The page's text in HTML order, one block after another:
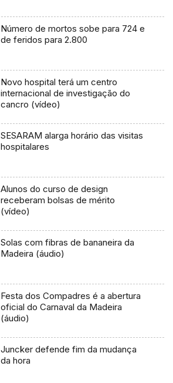
Número de mortos sobe para 724 e
de feridos para 2.800
Novo hospital terá um centro
internacional de investigação do
cancro (vídeo)
SESARAM alarga horário das visitas
hospitalares
Alunos do curso de design
receberam bolsas de mérito
(vídeo)
Solas com fibras de bananeira da
Madeira (áudio)
Festa dos Compadres é a abertura
oficial do Carnaval da Madeira
(áudio)
Juncker defende fim da mudança
da hora